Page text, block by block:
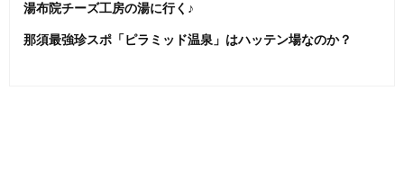
湯布院チーズ工房の湯に行く♪
那須最強珍スポ「ピラミッド温泉」はハッテン場なのか？